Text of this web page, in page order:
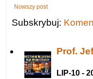
Nowszy post
Subskrybuj:
Prof.
LIP-10 -